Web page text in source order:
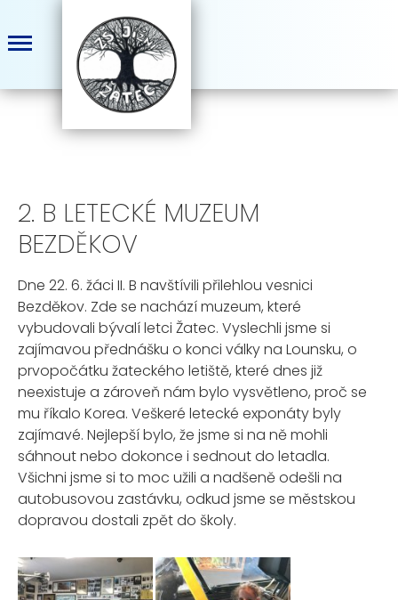
2. B LETECKÉ MUZEUM
BEZDĚKOV
Dne 22. 6. žáci II. B navštívili přilehlou vesnici
Bezděkov. Zde se nachází muzeum, které
vybudovali bývalí letci Žatec. Vyslechli jsme si
zajímavou přednášku o konci války na Lounsku, o
prvopočátku žateckého letiště, které dnes již
neexistuje a zároveň nám bylo vysvětleno, proč se
mu říkalo Korea. Veškeré letecké exponáty byly
zajímavé. Nejlepší bylo, že jsme si na ně mohli
sáhnout nebo dokonce i sednout do letadla.
Všichni jsme si to moc užili a nadšeně odešli na
autobusovou zastávku, odkud jsme se městskou
dopravou dostali zpět do školy.